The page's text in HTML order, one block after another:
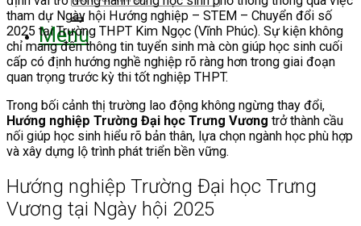
for:
Menu
tham dự Ngày hội Hướng nghiệp – STEM – Chuyển đổi số
2025 tại Trường THPT Kim Ngọc (Vĩnh Phúc). Sự kiện không
chỉ mang đến thông tin tuyển sinh mà còn giúp học sinh cuối
cấp có định hướng nghề nghiệp rõ ràng hơn trong giai đoạn
quan trọng trước kỳ thi tốt nghiệp THPT.
Trong bối cảnh thị trường lao động không ngừng thay đổi,
Hướng nghiệp Trường Đại học Trưng Vương trở thành cầu
nối giúp học sinh hiểu rõ bản thân, lựa chọn ngành học phù hợp
và xây dựng lộ trình phát triển bền vững.
Hướng nghiệp Trường Đại học Trưng
Vương tại Ngày hội 2025